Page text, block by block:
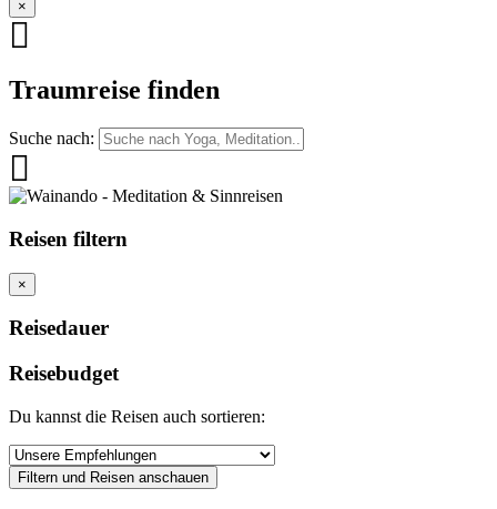
×
Traumreise finden
Suche nach:
Reisen filtern
×
Reisedauer
Reisebudget
Du kannst die Reisen auch sortieren:
Filtern und Reisen anschauen